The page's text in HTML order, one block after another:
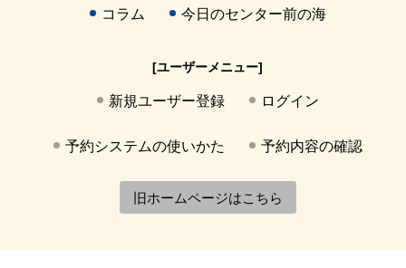
コラム 今日のセンター前の海
[ユーザーメニュー]
新規ユーザー登録 ログイン
予約システムの使いかた 予約内容の確認
旧ホームページはこちら